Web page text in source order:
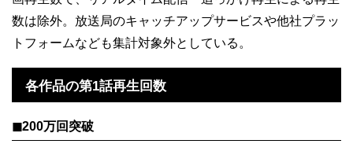
数は除外。放送局のキャッチアップサービスや他社プラッ
トフォームなども集計対象外としている。
各作品の第1話再生回数
◼︎200万回突破